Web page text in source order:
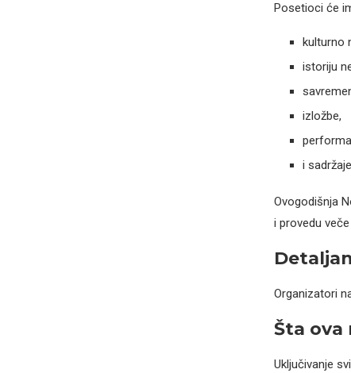
Posetioci će
kulturno
istoriju
izložbe,
i
Ovogodišnja
i provedu
Organizatori
Šta ova
Uključivanje